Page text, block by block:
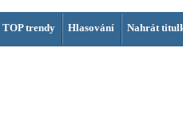
TOP trendy Hlasování Nahrát